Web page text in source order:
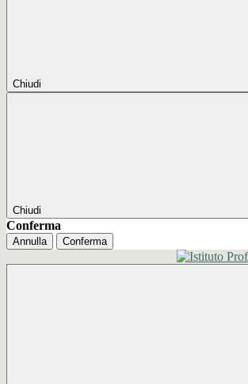
Chiudi
Chiudi
Conferma
Annulla Conferma